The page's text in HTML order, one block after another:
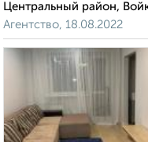
Центральный район,
Агентство, 18.08.2022